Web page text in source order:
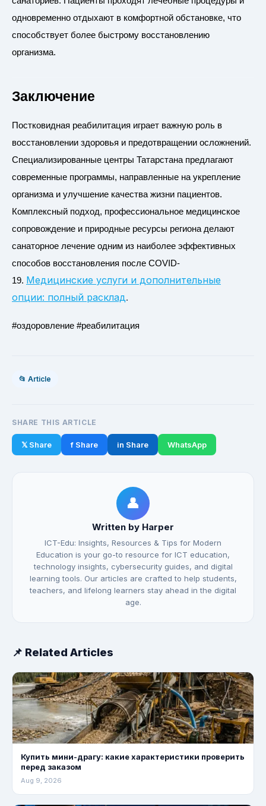
одновременно отдыхают в комфортной обстановке, что
способствует более быстрому восстановлению
организма.
Заключение
Постковидная реабилитация играет важную роль в
восстановлении здоровья и предотвращении осложнений.
Специализированные центры Татарстана предлагают
современные программы, направленные на укрепление
организма и улучшение качества жизни пациентов.
Комплексный подход, профессиональное медицинское
сопровождение и природные ресурсы региона делают
санаторное лечение одним из наиболее эффективных
способов восстановления после COVID-
19. Медицинские услуги и дополнительные
опции: полный расклад.
#оздоровление #реабилитация
📂 Article
SHARE THIS ARTICLE
𝕏 Share f Share in Share WhatsApp
👤
Written by Harper
ICT-Edu: Insights, Resources & Tips for Modern
Education is your go-to resource for ICT education,
technology insights, cybersecurity guides, and digital
learning tools. Our articles are crafted to help students,
teachers, and lifelong learners stay ahead in the digital
age.
📌 Related Articles
Купить мини-драгу: какие характеристики проверить
перед заказом
Aug 9, 2026